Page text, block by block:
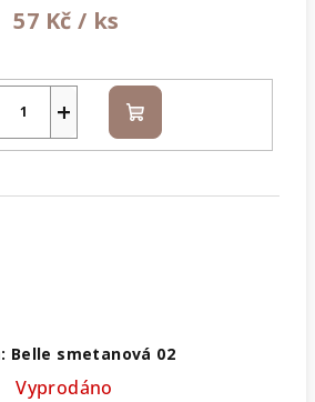
57 Kč / ks
+ Do
košíku
Belle smetanová 02
Vyprodáno